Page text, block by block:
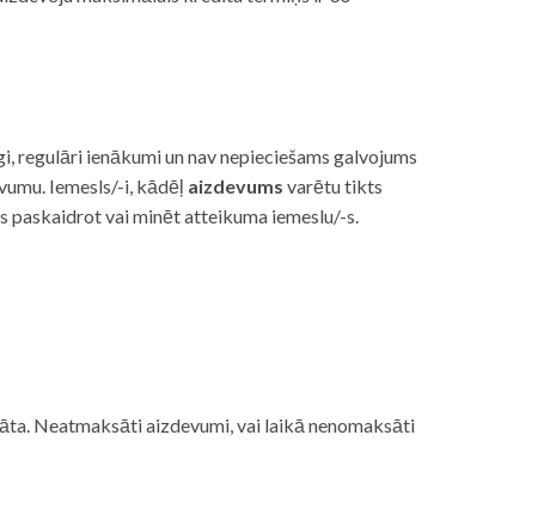
ienākumi un nav nepieciešams galvojums
Iemesls/-i, kādēļ aizdevums varētu tikts
paskaidrot vai minēt atteikuma iemeslu/-s.
Neatmaksāti aizdevumi, vai laikā nenomaksāti